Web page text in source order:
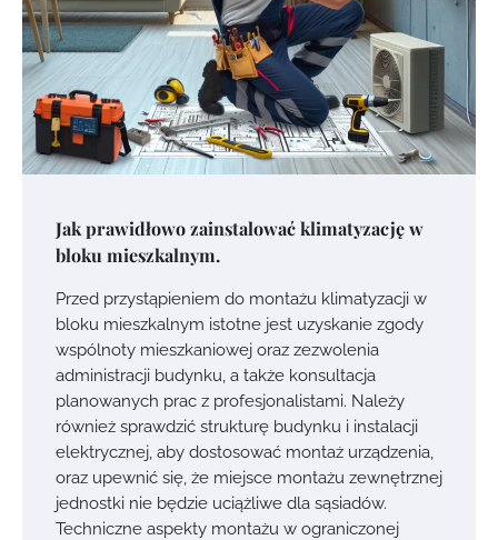
Jak prawidłowo zainstalować klimatyzację w
bloku mieszkalnym.
Przed przystąpieniem do montażu klimatyzacji w
bloku mieszkalnym istotne jest uzyskanie zgody
wspólnoty mieszkaniowej oraz zezwolenia
administracji budynku, a także konsultacja
planowanych prac z profesjonalistami. Należy
również sprawdzić strukturę budynku i instalacji
elektrycznej, aby dostosować montaż urządzenia,
oraz upewnić się, że miejsce montażu zewnętrznej
jednostki nie będzie uciążliwe dla sąsiadów.
Techniczne aspekty montażu w ograniczonej